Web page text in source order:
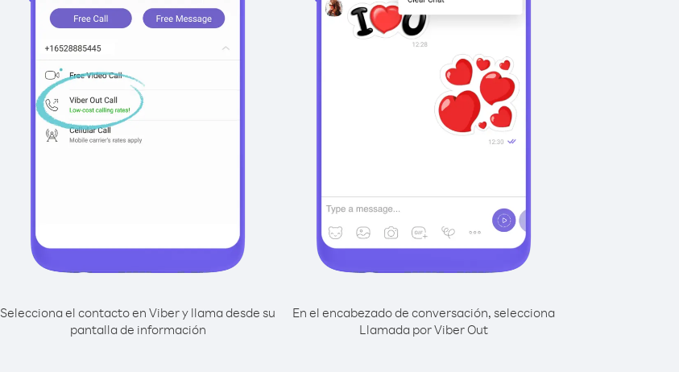
Selecciona el contacto en Viber y llama desde su
pantalla de información
En el encabezado de conversación, selecciona
Llamada por Viber Out